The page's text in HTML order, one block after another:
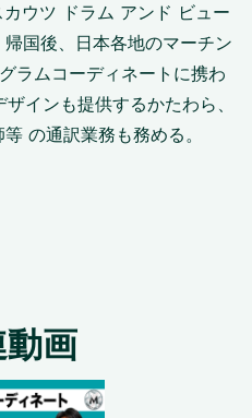
ウツ ドラム アンド ビュー
国後、日本各地のマーチン
ラムコーディネートに携わ
インも提供するかたわら、
の通訳業務も務める。
動画